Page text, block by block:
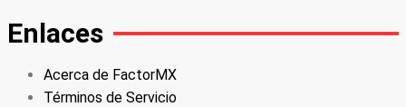
Enlaces
Acerca de FactorMX
Términos de Servicio